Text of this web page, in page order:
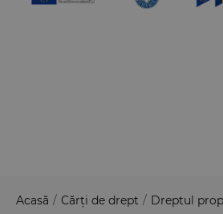
Acasă / Cărți de drept / Dreptul